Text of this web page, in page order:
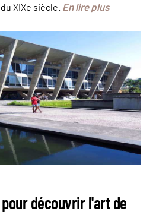
XIXe siècle. En lire plus
MAM © Olivier Bodart
découvrir l'art de